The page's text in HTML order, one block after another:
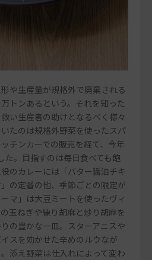
や生産量が規格外で廃棄される
トンあるという。それを知った
い生産者の助けとなるべく様々
たのは規格外野菜を使ったスパ
チンカーでの販売を経て、今年
た。目指すのは毎日食べても飽
のカレーには「バター醤油チキ
の定番の他、季節ごとの限定が
マ」は大豆ミートを使ったヴィ
玉ねぎや練り胡麻と炒り胡麻を
の豊かな一皿。スターアニスや
スを効かせた辛めのルウなが
添え野菜は仕入れによって変わ